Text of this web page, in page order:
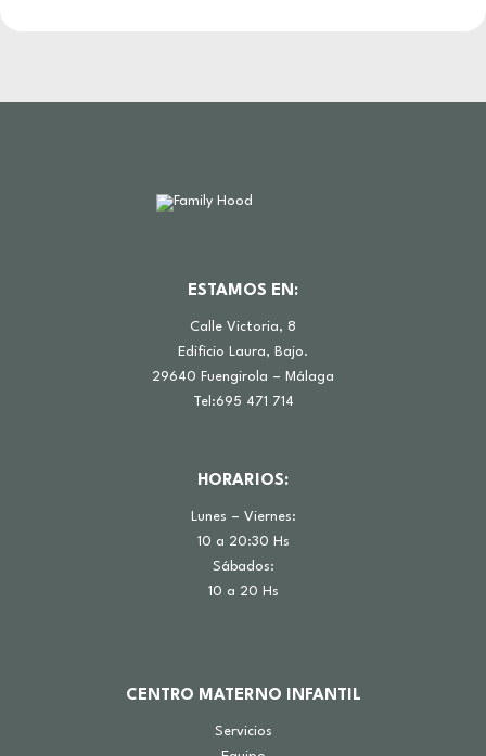
ESTAMOS EN:
Calle Victoria, 8
Edificio Laura, Bajo.
29640 Fuengirola – Málaga
Tel:695 471 714
HORARIOS:
Lunes – Viernes:
10 a 20:30 Hs
Sábados:
10 a 20 Hs
CENTRO MATERNO INFANTIL
Servicios